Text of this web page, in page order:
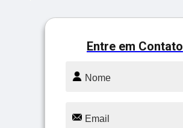
Entre em Contato